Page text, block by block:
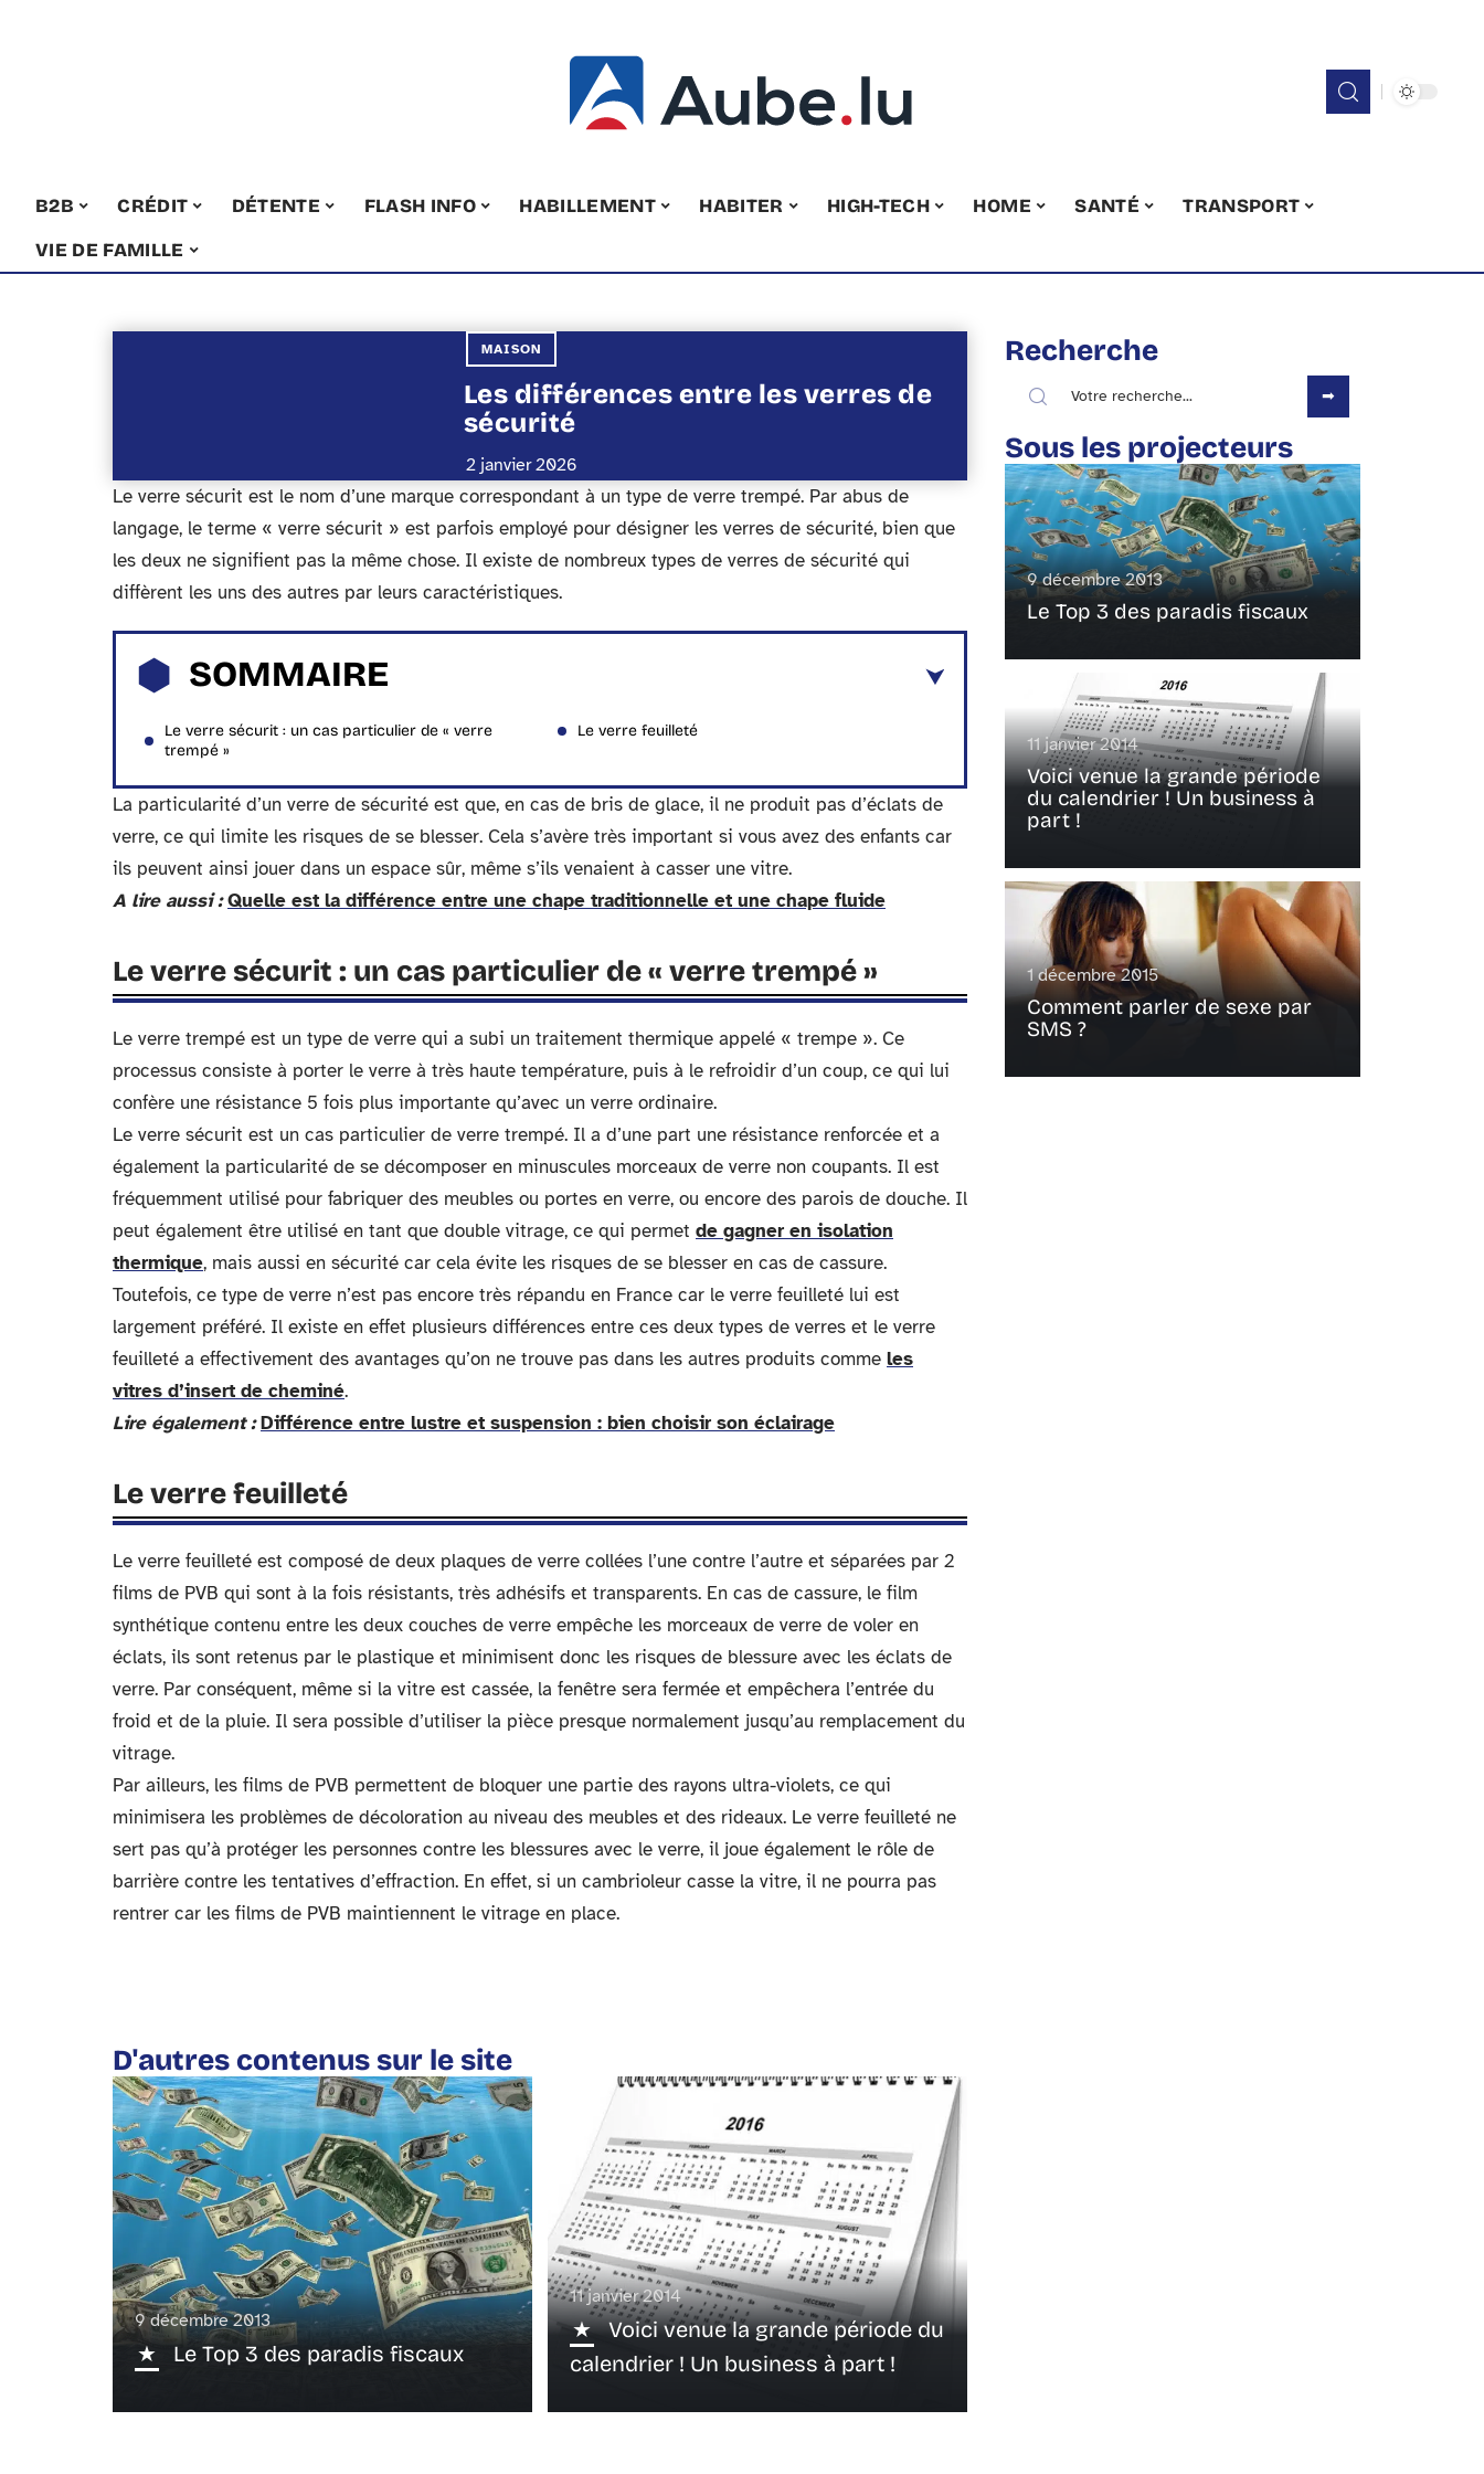
B2B CRÉDIT DÉTENTE FLASH INFO HABILLEMENT HABITER HIGH-TECH HOME SANTÉ
TRANSPORT
VIE DE FAMILLE
MAISON
Les différences entre les verres de
sécurité
2 janvier 2026
Le verre sécurit est le nom d’une marque correspondant à un type de verre trempé. Par abus de
langage, le terme « verre sécurit » est parfois employé pour désigner les verres de sécurité, bien que
les deux ne signifient pas la même chose. Il existe de nombreux types de verres de sécurité qui
diffèrent les uns des autres par leurs caractéristiques.
SOMMAIRE
Le verre sécurit : un cas particulier de « verre
trempé »
Le verre feuilleté
La particularité d’un verre de sécurité est que, en cas de bris de glace, il ne produit pas d’éclats de
verre, ce qui limite les risques de se blesser. Cela s’avère très important si vous avez des enfants car
ils peuvent ainsi jouer dans un espace sûr, même s’ils venaient à casser une vitre.
A lire aussi : Quelle est la différence entre une chape traditionnelle et une chape fluide
Le verre sécurit : un cas particulier de « verre trempé »
Le verre trempé est un type de verre qui a subi un traitement thermique appelé « trempe ». Ce
processus consiste à porter le verre à très haute température, puis à le refroidir d’un coup, ce qui lui
confère une résistance 5 fois plus importante qu’avec un verre ordinaire.
Le verre sécurit est un cas particulier de verre trempé. Il a d’une part une résistance renforcée et a
également la particularité de se décomposer en minuscules morceaux de verre non coupants. Il est
fréquemment utilisé pour fabriquer des meubles ou portes en verre, ou encore des parois de douche. Il
peut également être utilisé en tant que double vitrage, ce qui permet de gagner en isolation
thermique, mais aussi en sécurité car cela évite les risques de se blesser en cas de cassure.
Toutefois, ce type de verre n’est pas encore très répandu en France car le verre feuilleté lui est
largement préféré. Il existe en effet plusieurs différences entre ces deux types de verres et le verre
feuilleté a effectivement des avantages qu’on ne trouve pas dans les autres produits comme les
vitres d’insert de cheminé.
Lire également : Différence entre lustre et suspension : bien choisir son éclairage
Le verre feuilleté
Le verre feuilleté est composé de deux plaques de verre collées l’une contre l’autre et séparées par 2
films de PVB qui sont à la fois résistants, très adhésifs et transparents. En cas de cassure, le film
synthétique contenu entre les deux couches de verre empêche les morceaux de verre de voler en
éclats, ils sont retenus par le plastique et minimisent donc les risques de blessure avec les éclats de
verre. Par conséquent, même si la vitre est cassée, la fenêtre sera fermée et empêchera l’entrée du
froid et de la pluie. Il sera possible d’utiliser la pièce presque normalement jusqu’au remplacement du
vitrage.
Par ailleurs, les films de PVB permettent de bloquer une partie des rayons ultra-violets, ce qui
minimisera les problèmes de décoloration au niveau des meubles et des rideaux. Le verre feuilleté ne
sert pas qu’à protéger les personnes contre les blessures avec le verre, il joue également le rôle de
barrière contre les tentatives d’effraction. En effet, si un cambrioleur casse la vitre, il ne pourra pas
rentrer car les films de PVB maintiennent le vitrage en place.
D'autres contenus sur le site
9 décembre 2013
Le Top 3 des paradis fiscaux
11 janvier 2014
Voici venue la grande période du
calendrier ! Un business à part !
Recherche
Sous les projecteurs
9 décembre 2013
Le Top 3 des paradis fiscaux
11 janvier 2014
Voici venue la grande période
du calendrier ! Un business à
part !
1 décembre 2015
Comment parler de sexe par
SMS ?